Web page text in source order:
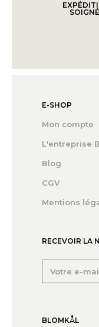
E-SHOP
Mon compte
L'entreprise
Blog
CGV
Mentions
RECEVOIR LA
BLOMKÅL